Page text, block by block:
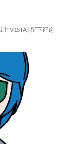
主 V1STA 留下评论